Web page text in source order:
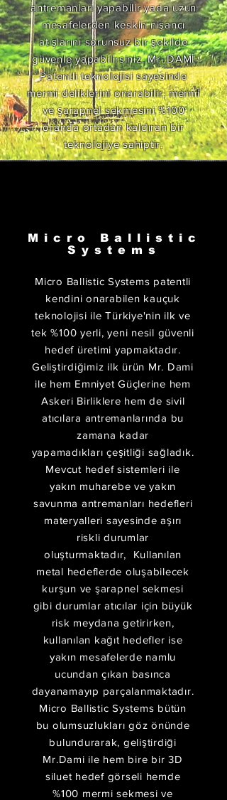
antremanları yapabilir yada uzun
mesafelerden keskin nişancı
atışlarını sorunsuz bir şekilde
güvenle yapabilirsiniz. Mr. DAMİ
Patentli teknolojisi sayesinde
mermi deliklerini onarabilir, mermi
ve şarapnel sekmesini %100
oranda ortadan kaldıran bir
teknolojiye sahiptir.
Sayılarla
Mr. DAMİ
Max. Cal.
50.
BMG
Garantili
Ömür
1
K
Min. Cal.
22
LR.
Ömür (9mm)
20
K
Fiyat Bilgisi
Micro Ballistic
Systems
Micro Ballistic Systems patentli
kendini onarabilen kauçuk
teknolojisi ile Türkiye'nin ilk ve
tek %100 yerli, yeni nesil güvenli
hedef üretimi yapmaktadır.
Geliştirdiğimiz ilk ürün Mr. Dami
ile hem Emniyet Güçlerine hem
Askeri Birliklere hem de sivil
atıcılara antremanlarında bu
zamana kadar
yapamadıkları çeşitliği sağladık.
Mevcut hedef sistemleri ile
yakın muharebe ve yakın
savunma antremanları hedefleri
materyalleri sayesinde aşırı
riskli durumlar
oluşturmaktadır, Kullanılan
metal hedeflerde oluşabilecek
kurşun ve şarapnel sekmesi
gibi durumlar atıcılar için büyük
risk meydana getirirken,
kullanılan kağıt hedefler ise
yakın mesafelerde namlu
ucundan çıkan basınca
dayanamayıp parçalanmaktadır.
Micro Ballistic Systems bütün
bu olumsuzlukları göz önünde
bulundurarak, geliştirdiği
Mr.Dami ile hem bire bir 3D
siluet hedef görseli hemde
%100 mermi sekmesi ve